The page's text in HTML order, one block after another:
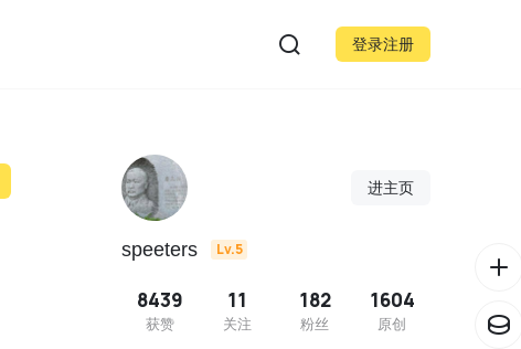
登录注册
进主页
speeters Lv.5
8439
获赞
11
关注
182
粉丝
1604
原创